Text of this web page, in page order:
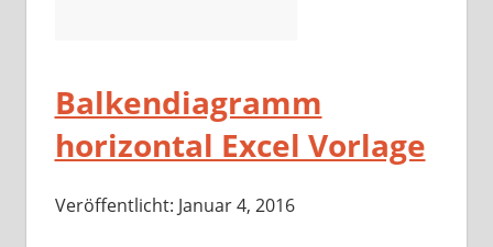
Balkendiagramm
horizontal Excel Vorlage
Veröffentlicht: Januar 4, 2016